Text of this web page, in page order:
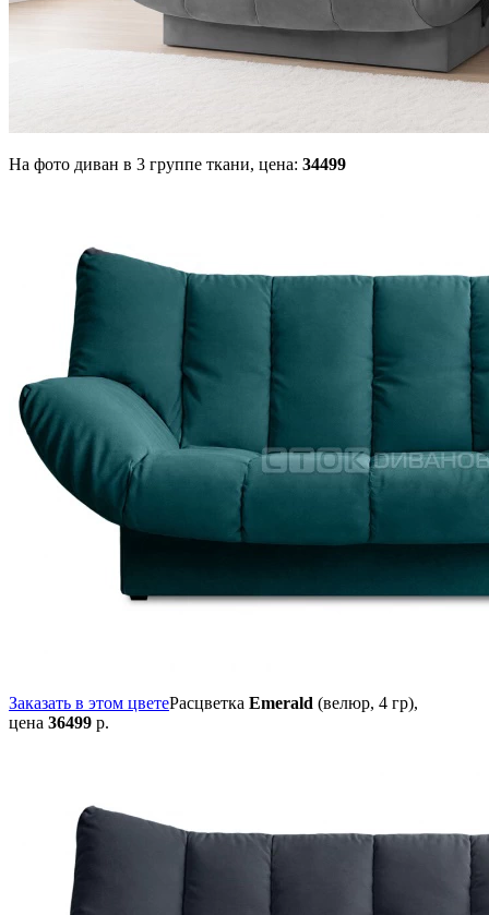
На фото диван в 3 группе ткани, цена: 34499
Заказать в этом цветеРасцветка Emerald (велюр, 4 гр),
цена 36499 р.